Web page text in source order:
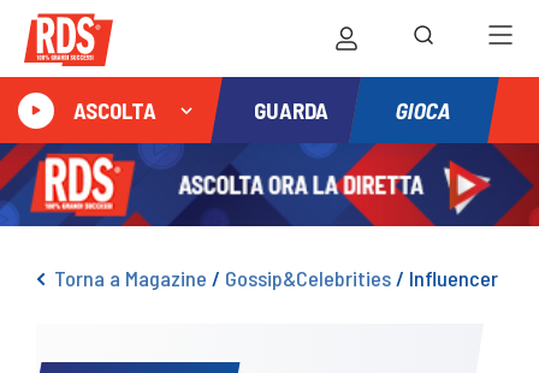
ASCOLTA GUARDA GIOCA
Torna a Magazine / Gossip&Celebrities/ Influencer